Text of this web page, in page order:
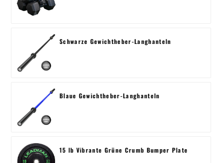
Schwarze Gewichtheber-Langhanteln
Blaue Gewichtheber-Langhanteln
15 lb Vibrante Grüne Crumb Bumper Plate